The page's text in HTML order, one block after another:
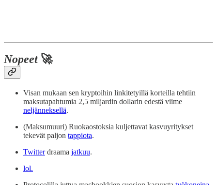
Nopeet🚀
Visan mukaan sen kryptoihin linkitetyillä korteilla tehtiin
maksutapahtumia 2,5 miljardin dollarin edestä viime
neljänneksellä.
(Maksumuuri) Ruokaostoksia kuljettavat kasvuyritykset
tekevät paljon tappiota.
Twitterdraama jatkuu.
lol.